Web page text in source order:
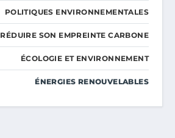
POLITIQUES ENVIRONNEMENTALES
RÉDUIRE SON EMPREINTE CARBONE
ÉCOLOGIE ET ENVIRONNEMENT
ÉNERGIES RENOUVELABLES